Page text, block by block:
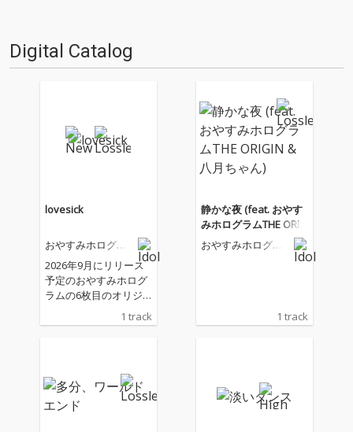
Digital Catalog
lovesick
おやすみホログラ
2026年9月にリリース
予定のおやすみホログ
ラムの6枚目のオリジ
MOON CLUB」からの
ミルが中心となって制
作された曲で主に歌詞
をカナミルが、作曲を
1 track
静かな夜 (feat. おやす
みホログラムTHE ORIG
IN & 八月ちゃん)
おやすみホログラ
1 track